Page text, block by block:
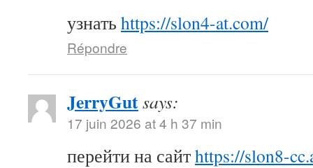
узнать https://slon4-at.com/
Répondre
JerryGutsays:
17 juin 2026 at 4 h 37 min
перейти на сайтhttps://slon8-